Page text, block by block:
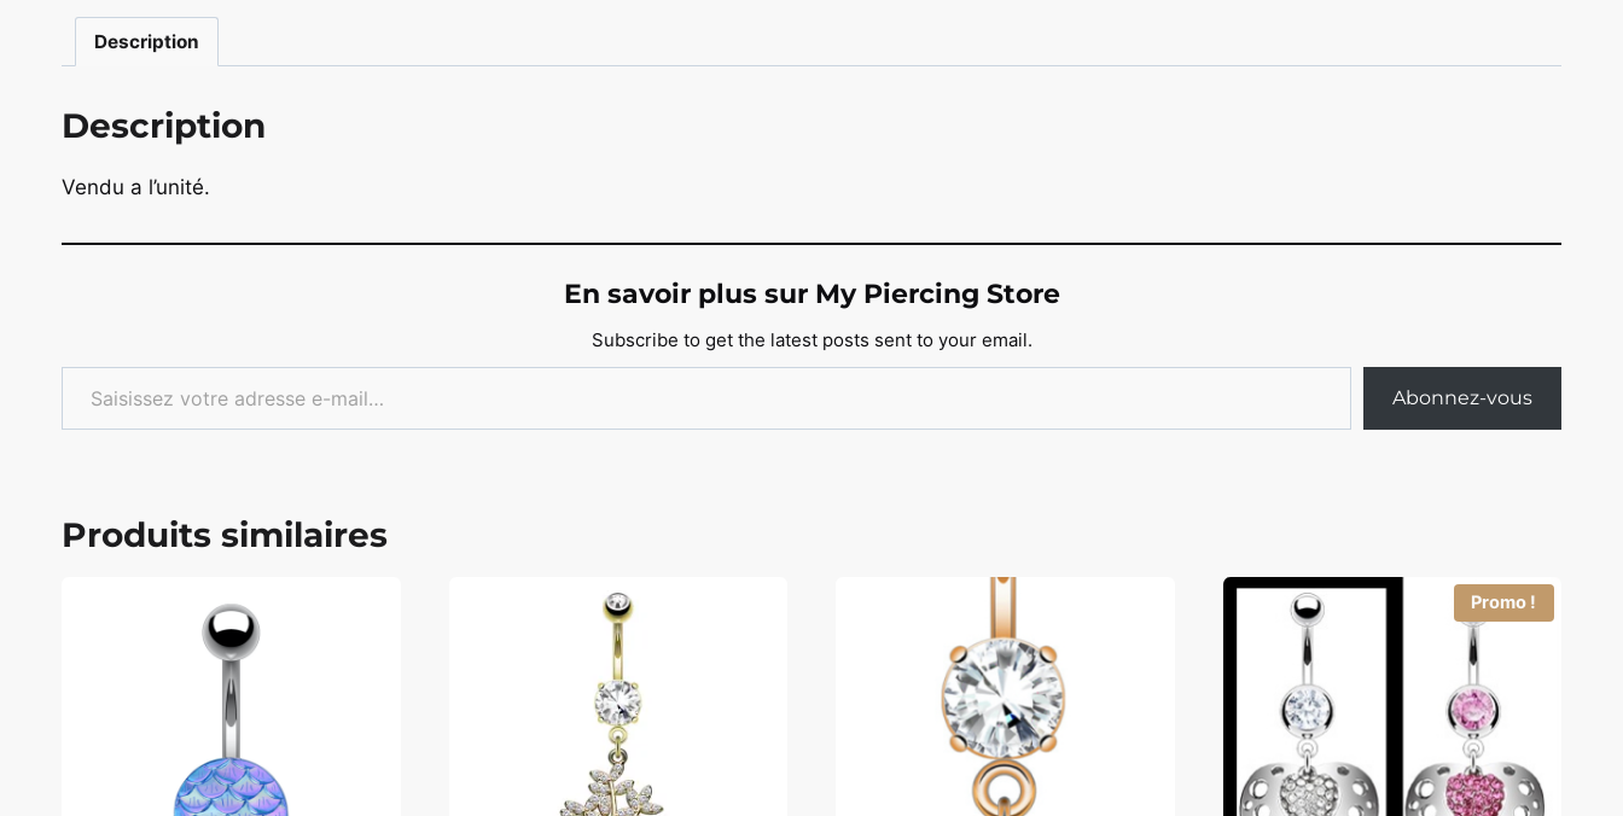
Description
Description
Vendu a l’unité.
En savoir plus sur My Piercing Store
Subscribe to get the latest posts sent to your email.
Saisissez votre adresse e-mail…
Abonnez-vous
Produits similaires
Promo !